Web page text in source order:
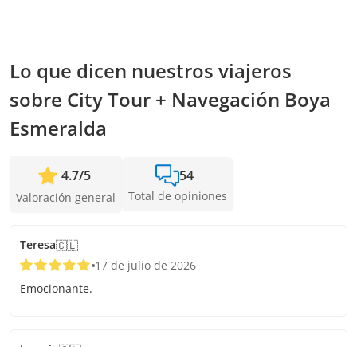
Lo que dicen nuestros viajeros
sobre City Tour + Navegación Boya
Esmeralda
4.7/5
Valoración general
54
Total de opiniones
Teresa🇨🇱
17 de julio de 2026
Emocionante.